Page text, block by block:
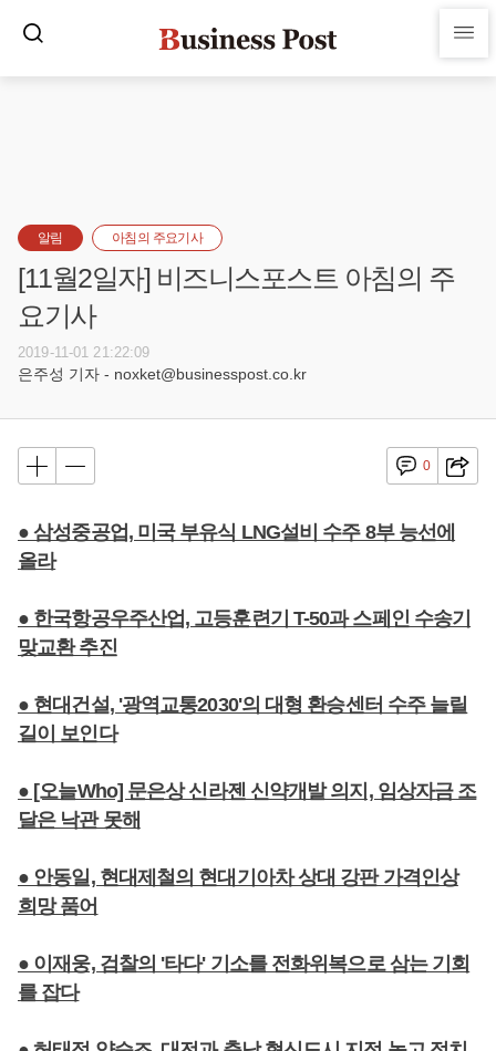
알림 아침의 주요기사
[11월2일자] 비즈니스포스트 아침의 주
요기사
2019-11-01 21:22:09
은주성 기자 - noxket@businesspost.co.kr
0
● 삼성중공업, 미국 부유식 LNG설비 수주 8부 능선에
올라
● 한국항공우주산업, 고등훈련기 T-50과 스페인 수송기
맞교환 추진
● 현대건설, '광역교통2030'의 대형 환승센터 수주 늘릴
길이 보인다
● [오늘Who] 문은상 신라젠 신약개발 의지, 임상자금 조
달은 낙관 못해
● 안동일, 현대제철의 현대기아차 상대 강판 가격인상
희망 품어
● 이재웅, 검찰의 '타다' 기소를 전화위복으로 삼는 기회
를 잡다